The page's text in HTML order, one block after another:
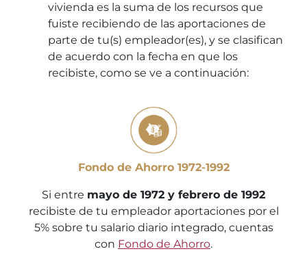
vivienda es la suma de los recursos que
fuiste recibiendo de las aportaciones de
parte de tu(s) empleador(es), y se clasifican
de acuerdo con la fecha en que los
recibiste, como se ve a continuación:
Fondo de Ahorro 1972-1992
Si entre mayo de 1972 y febrero de 1992
recibiste de tu empleador aportaciones por el
5% sobre tu salario diario integrado, cuentas
con Fondo de Ahorro.